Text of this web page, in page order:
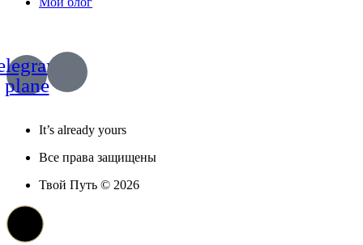
plane
It’s already yours
Все права защищены
Твой Путь © 2026